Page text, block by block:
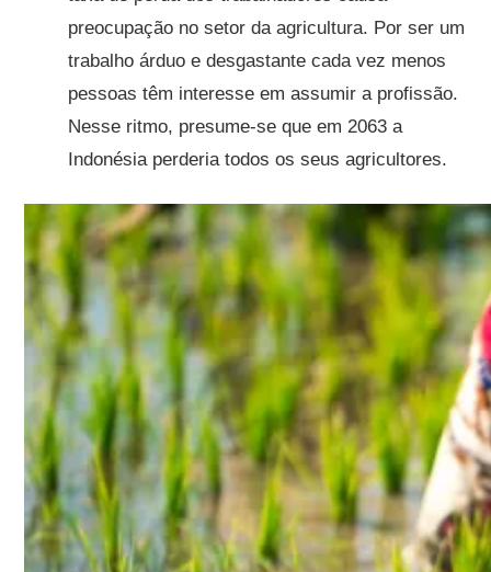
preocupação no setor da agricultura. Por ser um
trabalho árduo e desgastante cada vez menos
pessoas têm interesse em assumir a profissão.
Nesse ritmo, presume-se que em 2063 a
Indonésia perderia todos os seus agricultores.